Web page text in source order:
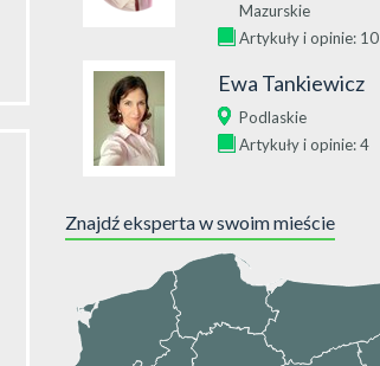
Mazurskie
Artykuły i opinie: 10
Ewa Tankiewicz
Podlaskie
Artykuły i opinie: 4
Znajdź eksperta w swoim mieście